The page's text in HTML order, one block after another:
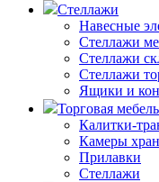
Стеллажи
Навесные
Стеллажи
Стеллажи
Стеллажи
Ящики и
Торговая мебель
Калитки-
Камеры
Прилавки
Стеллажи